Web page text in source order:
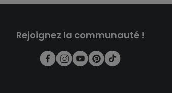
Rejoignez la communauté !